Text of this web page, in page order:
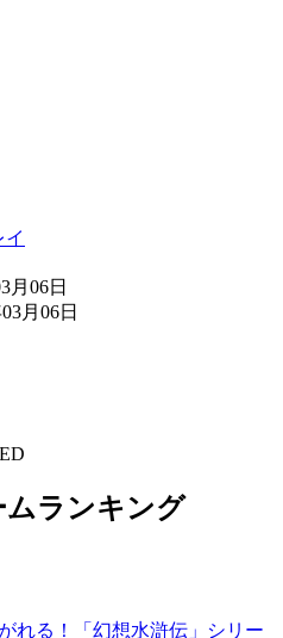
月06日
月06日
ランキング
れる！「幻想水滸伝」シリー